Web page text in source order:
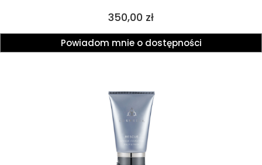
przeciwsłoneczną SPF 17 dla wszystkich
rodzajów skóry 60g
Cena
350,00 zł
Powiadom mnie o dostępności